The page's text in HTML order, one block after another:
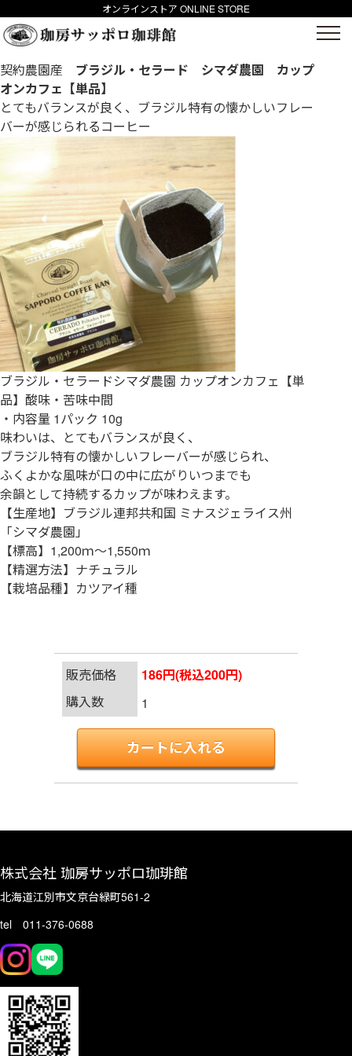
オンラインストア ONLINE STORE
契約農園産 ブラジル・セラード シマダ農園 カップ
オンカフェ【単品】
とてもバランスが良く、ブラジル特有の懐かしいフレー
バーが感じられるコーヒー
ブラジル・セラードシマダ農園 カップオンカフェ【単
品】酸味・苦味中間
・内容量 1パック 10g
味わいは、とてもバランスが良く、
ブラジル特有の懐かしいフレーバーが感じられ、
ふくよかな風味が口の中に広がりいつまでも
余韻として持続するカップが味わえます。
【生産地】ブラジル連邦共和国 ミナスジェライス州
「シマダ農園」
【標高】1,200ｍ～1,550ｍ
【精選方法】ナチュラル
【栽培品種】カツアイ種
販売価格
186円(税込200円)
購入数
株式会社 珈房サッポロ珈琲館
北海道江別市文京台緑町561-2
tel 011-376-0688